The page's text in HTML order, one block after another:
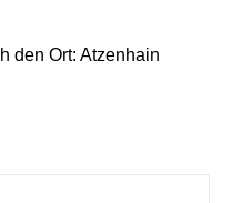
den Ort: Atzenhain